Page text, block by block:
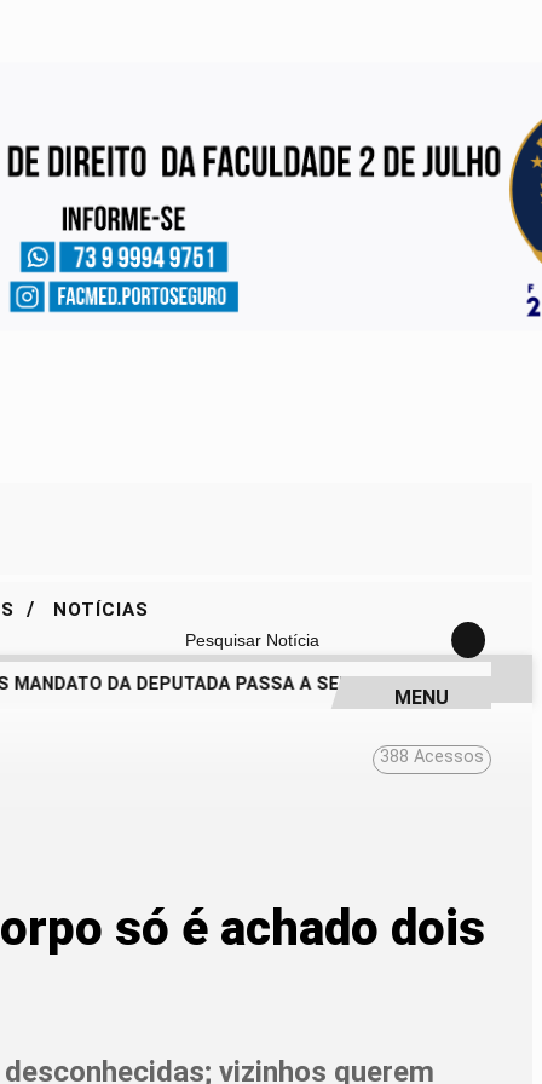
Pesquisar Notícia
/ NOTÍCIAS
DA DEPUTADA PASSA A SER QUESTIONADO
MENU
388 Acessos
só é achado dois
vizinhos querem